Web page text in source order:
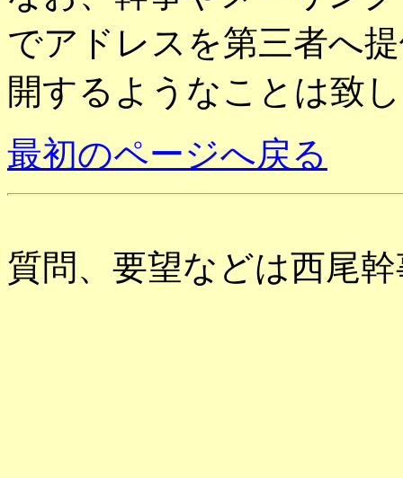
でアドレスを第三者へ
開するようなことは致
最初のページへ戻る
質問、要望などは西尾